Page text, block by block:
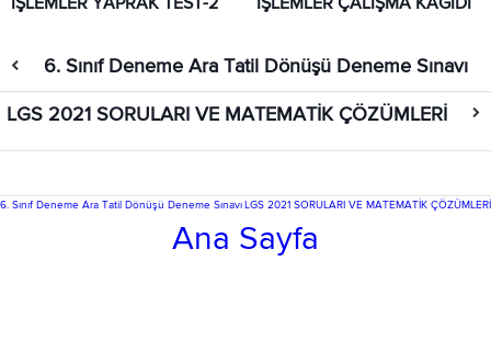
İŞLEMLER YAPRAK TEST-2 İŞLEMLER ÇALIŞMA KAĞIDI
6. Sınıf Deneme Ara Tatil Dönüşü Deneme Sınavı
LGS 2021 SORULARI VE MATEMATİK ÇÖZÜMLERİ
6. Sınıf Deneme Ara Tatil Dönüşü Deneme Sınavı LGS 2021 SORULARI VE MATEMATİK ÇÖZÜMLERİ
Ana Sayfa